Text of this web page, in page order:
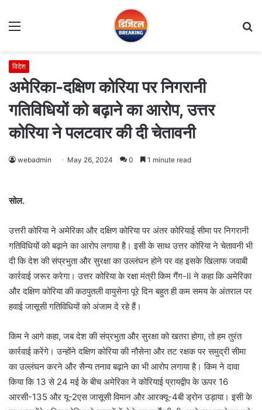
Menu
विदेश
अमेरिका-दक्षिण कोरिया पर निगरानी
गतिविधियों को बढ़ाने का आरोप, उत्तर
कोरिया ने पलटवार की दी चेतावनी
webadmin May 26, 2024 0 1 minute read
सोल.
उत्तरी कोरिया ने अमेरिका और दक्षिण कोरिया पर अंतर कोरियाई सीमा पर निगरानी
गतिविधियों को बढ़ाने का आरोप लगाया है। इसी के साथ उत्तर कोरिया ने चेतावनी भी
दी कि देश की संप्रभुता और सुरक्षा का उल्लंघन होने पर वह इसके खिलाफ जवाबी
कार्रवाई जरूर करेगा। उत्तर कोरिया के रक्षा मंत्री किम गैंग-Il ने कहा कि अमेरिका
और दक्षिण कोरिया की कठपुतली वायुसेना पूरे दिन बहुत ही कम समय के अंतराल पर
हवाई जासूसी गतिविधियों को अंजाम दे रहे हैं।
किम ने आगे कहा, जब देश की संप्रभुता और सुरक्षा को खतरा होगा, तो हम तुरंत
कार्रवाई करेंगे। उन्होंने दक्षिण कोरिया की नौसेना और तट रक्षक पर समुद्री सीमा
का उल्लंघन करने और सैन्य तनाव बढ़ाने का भी आरोप लगाया है। किम ने दावा
किया कि 13 से 24 मई के बीच अमेरिका ने कोरियाई प्रायद्वीप के ऊपर 16
आरसी-135 और यू-2एस जासूसी विमान और आरक्यू-4बी ड्रोन उड़ाया। इसी के